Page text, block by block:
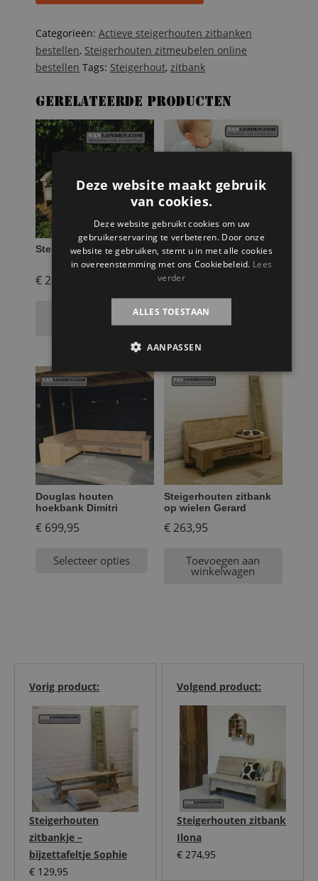
Categorieën: Actieve steigerhouten zitbanken
bestellen, Steigerhouten zitmeubelen online
bestellen Tags: Steigerhout, zitbank
Gerelateerde producten
Steigerhouten stoel Piet
€224,95
winkelwagen
Steigerhouten
peuterbankje Xavi
€54,95
Toevoegen aan
winkelwagen
Douglas houten
hoekbank Dimitri
€ 699,95
Selecteer opties
Steigerhouten zitbank
op wielen Gerard
€263,95
Toevoegen aan
winkelwagen
Volgend product:
Steigerhouten zitbank
Ilona
€ 274,95
Vorig product:
Steigerhouten
zitbankje –
bijzettafeltje Sophie
€ 129,95
Deze website maakt gebruik
van cookies.
Deze website gebruikt cookies om uw
gebruikerservaring te verbeteren. Door onze
website te gebruiken, stemt u in met alle cookies
in overeenstemming met ons Cookiebeleid. Lees
verder
ALLES TOESTAAN
AANPASSEN